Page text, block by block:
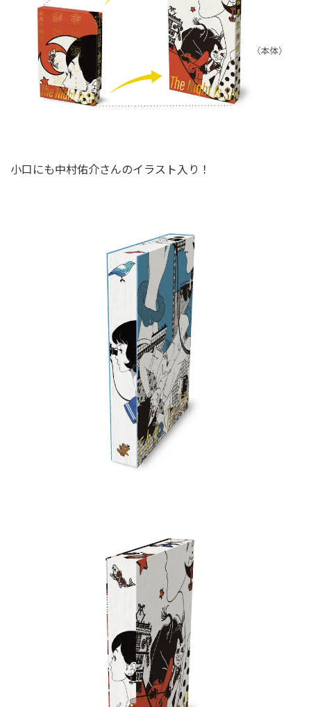
小口にも中村佑介さんのイラスト入り！